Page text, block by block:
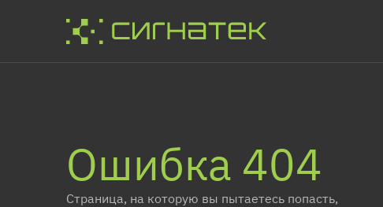
Ошибка 404
Страница, на которую вы пытаетесь попасть,